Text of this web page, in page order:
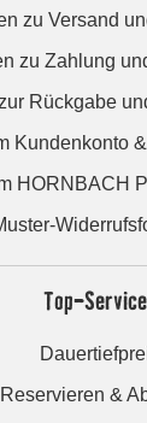
zu Versand
zu Zahlung
Rückgabe
Kundenkonto
HORNBACH
Top-
Reservieren &